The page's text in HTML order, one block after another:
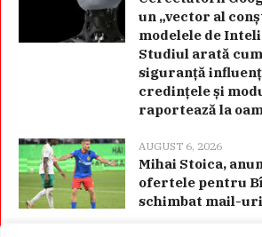
un „vector al
modelele de
Studiul arată
siguranță
credințele și
raportează la
AUGUST 6, 2026
Mihai Stoica,
ofertele pentru
schimbat mail-